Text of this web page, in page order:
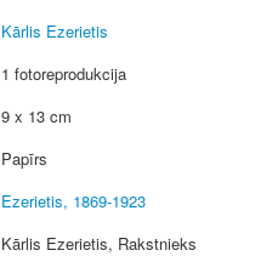
Kārlis Ezerietis
1 fotoreprodukcija
9 x 13 cm
Papīrs
Ezerietis, 1869-1923
Kārlis Ezerietis, Rakstnieks